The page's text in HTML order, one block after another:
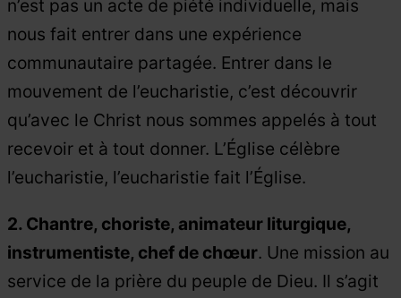
n’est pas un acte de piété individuelle, mais
nous fait entrer dans une expérience
communautaire partagée. Entrer dans le
mouvement de l’eucharistie, c’est découvrir
qu’avec le Christ nous sommes appelés à tout
recevoir et à tout donner. L’Église célèbre
l’eucharistie, l’eucharistie fait l’Église.
2. Chantre, choriste, animateur liturgique,
instrumentiste, chef de chœur. Une mission au
service de la prière du peuple de Dieu. Il s’agit